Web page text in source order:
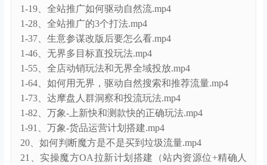
1-19、全站推广如何驱动自然流.mp4
1-28、全站推广的3个打法.mp4
1-37、生意参谋改版后要怎么看.mp4
1-46、无界多目标直投玩法.mp4
1-55、全店动销玩法和无界全域投放.mp4
1-64、如何用无界，驱动自然搜索和推荐流量.mp4
1-73、达摩盘人群洞察和投流玩法.mp4
1-82、万象-上新快和测款快的正确玩法.mp4
1-91、万象-货品运营计划搭建.mp4
20、如何判断魔方是不是买到垃圾流量.mp4
21、实操魔方OA拉新计划搭建（站内资源位+精确人